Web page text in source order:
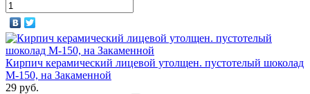
Кирпич керамический лицевой утолщен. пустотелый шоколад
М-150, на Закаменной
29 руб.